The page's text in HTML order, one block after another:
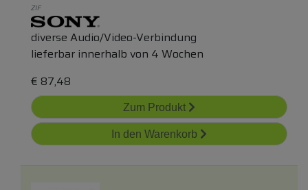
ZIF
diverse Audio/Video-Verbindung
lieferbar innerhalb von 4 Wochen
€ 87,48
Zum Produkt
In den Warenkorb